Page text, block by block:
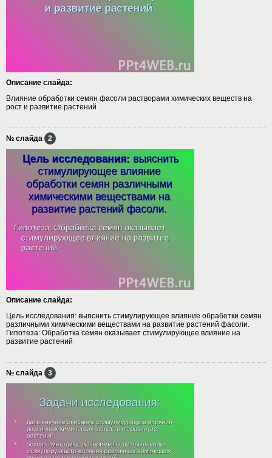
Описание слайда:
Влияние обработки семян фасоли растворами химических веществ на
рост и развитие растений
№ слайда 2
Описание слайда:
Цель исследования: выяснить стимулирующее влияние обработки семян
различными химическими веществами на развитие растений фасоли.
Гипотеза: Обработка семян оказывает стимулирующее влияние на
развитие растений
№ слайда 3